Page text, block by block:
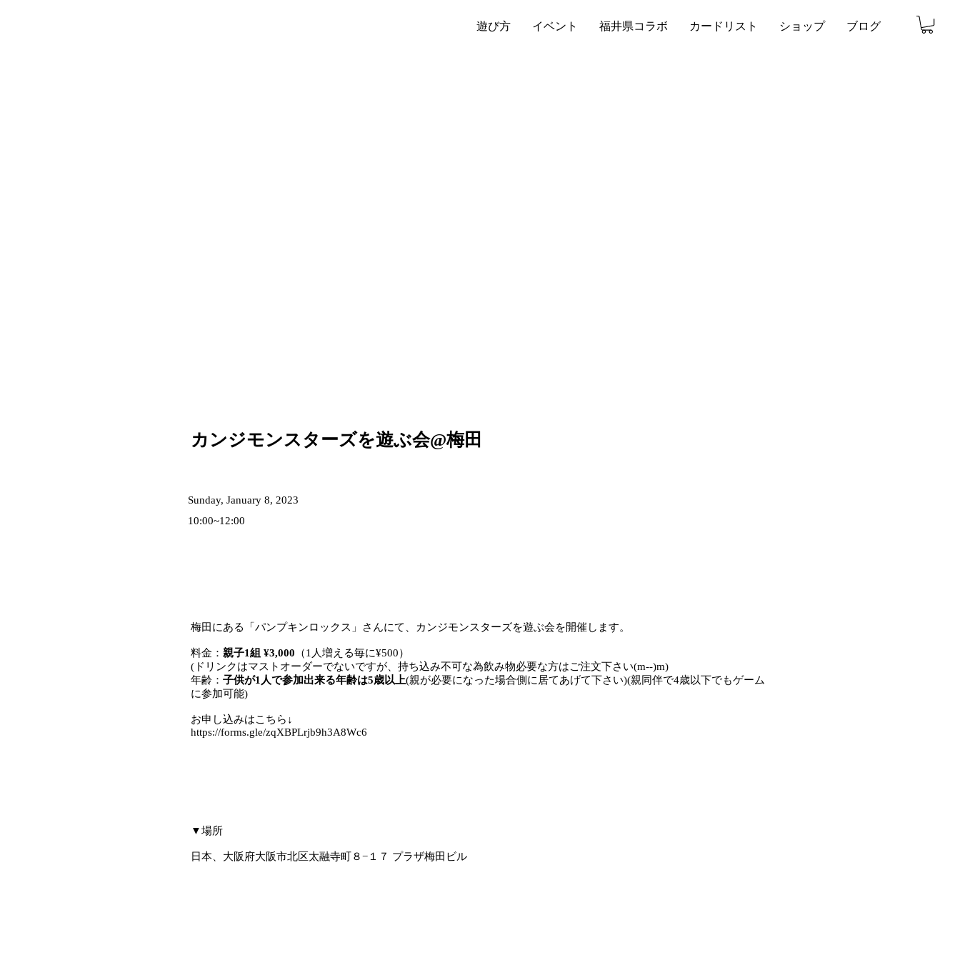
遊び方 イベント 福井県コラボ カードリスト ショップ ブログ
カンジモンスターズを遊ぶ会@梅田
梅田にある「パンプキンロックス」さんにて、カンジモンスターズを遊ぶ会を開催します。
料金： 親子1組 ¥3,000 （1人増える毎に¥500）
(ドリンクはマストオーダーでないですが、持ち込み不可な為飲み物必要な方はご注文下さい(m--)m)
年齢： 子供が1人で参加出来る年齢は5歳以上(親が必要になった場合側に居てあげて下さい)(親同伴で4歳以下でもゲーム
に参加可能)
お申し込みはこちら↓
https://forms.gle/zqXBPLrjb9h3A8Wc6
日本、大阪府大阪市北区太融寺町８−１７ プラザ梅田ビル
Sunday, January 8, 2023
10:00~12:00
​▼場所